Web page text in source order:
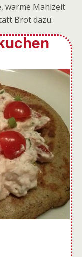
warme Mahlzeit
Brot dazu.